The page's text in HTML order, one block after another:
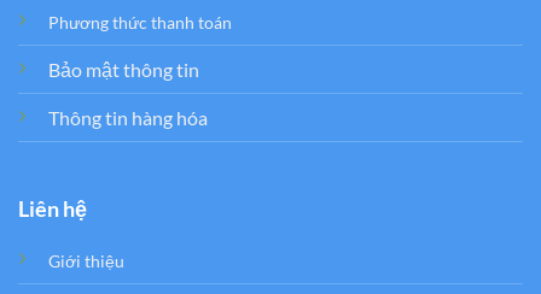
Phương thức thanh toán
Bảo mật thông tin
Thông tin hàng hóa
Liên hệ
Giới thiệu